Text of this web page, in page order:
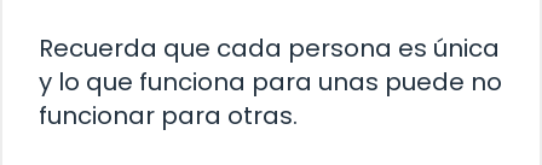
Recuerda que cada persona es única
y lo que funciona para unas puede no
funcionar para otras.